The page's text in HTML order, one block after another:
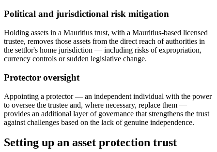
Political and jurisdictional risk mitigation
Holding assets in a Mauritius trust, with a Mauritius-based licensed
trustee, removes those assets from the direct reach of authorities in
the settlor's home jurisdiction — including risks of expropriation,
currency controls or sudden legislative change.
Protector oversight
Appointing a protector — an independent individual with the power
to oversee the trustee and, where necessary, replace them —
provides an additional layer of governance that strengthens the trust
against challenges based on the lack of genuine independence.
Setting up an asset protection trust